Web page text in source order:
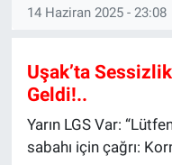
14 Haziran 2025 - 23:08
Uşak’ta
Geldi!..
Yarın LGS Var:
sabahı için çağrı: